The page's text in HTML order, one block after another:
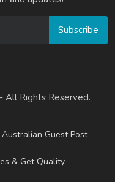
Subscribe
Rights Reserved.
Guest Post
& Get Quality